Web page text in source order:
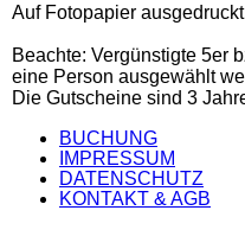
Auf Fotopapier
Beachte: Vergünstigte 5er
eine Person ausgewählt
Die Gutscheine sind 3
BUCHUNG
IMPRESSUM
DATENSCHUTZ
KONTAKT & AGB